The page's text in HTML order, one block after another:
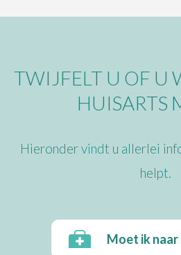
TWIJFELT U OF U
HUISARTS
Hieronder vindt u allerlei
helpt.
Moet ik